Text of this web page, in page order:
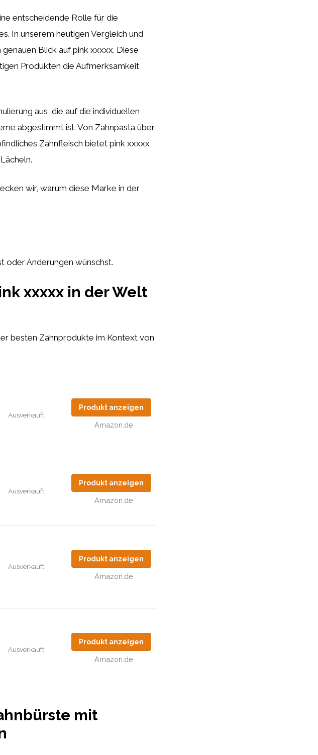
entscheidende Rolle für die
In unserem heutigen Vergleich und
Blick auf pink xxxxx. Diese
Produkten die Aufmerksamkeit
aus, die auf die individuellen
abgestimmt ist. Von Zahnpasta über
Zahnfleisch bietet pink xxxxx
wir, warum diese Marke in der
oder Änderungen wünschst.
xxxxx in der Welt
besten Zahnprodukte im Kontext von
Ausverkauft
Produkt anzeigen
Amazon.de
Ausverkauft
Produkt anzeigen
Amazon.de
Ausverkauft
Produkt anzeigen
Amazon.de
Ausverkauft
Produkt anzeigen
Amazon.de
mit